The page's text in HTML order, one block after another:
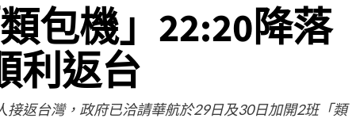
包機」22:20降落
利返台
返台灣，政府已洽請華航於29日及30日加開2班「類